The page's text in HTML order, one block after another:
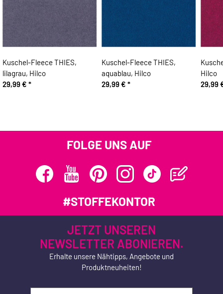
Kuschel-Fleece THIES,
lilagrau, Hilco
29,99 € *
Kuschel-Fleece THIES,
aquablau, Hilco
29,99 € *
Hilco
29,99
FOLGE UNS AUF
#STOFFEKONTOR
JETZT UNSEREN
NEWSLETTER ABONIEREN.
Erhalte unsere Nähtipps, Angebote und
Produktneuheiten!